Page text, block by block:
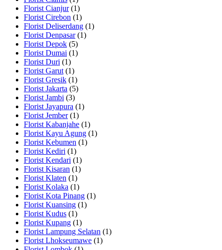
Florist Cianjur(1)
Florist Cirebon (1)
Florist Deliserdang (1)
Florist Denpasar(1)
Florist Depok (5)
Florist Dumai (1)
Florist Duri (1)
Florist Garut (1)
Florist Gresik (1)
Florist Jakarta (5)
Florist Jambi (3)
Florist Jayapura (1)
Florist Jember(1)
Florist Kabanjahe (1)
Florist Kayu Agung (1)
Florist Kebumen (1)
Florist Kediri (1)
Florist Kendari (1)
Florist Kisaran (1)
Florist Klaten (1)
Florist Kolaka (1)
Florist Kota Pinang (1)
Florist Kuansing (1)
Florist Kudus (1)
Florist Kupang (1)
Florist Lampung Selatan (1)
Florist Lhokseumawe (1)